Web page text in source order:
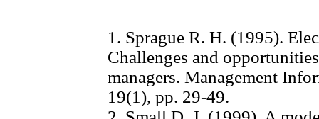
1. Sprague R. H. (1995).
Challenges and
managers. Management
19(1), pp. 29-49.